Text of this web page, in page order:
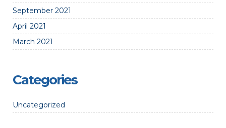
September 2021
April 2021
March 2021
Categories
Uncategorized